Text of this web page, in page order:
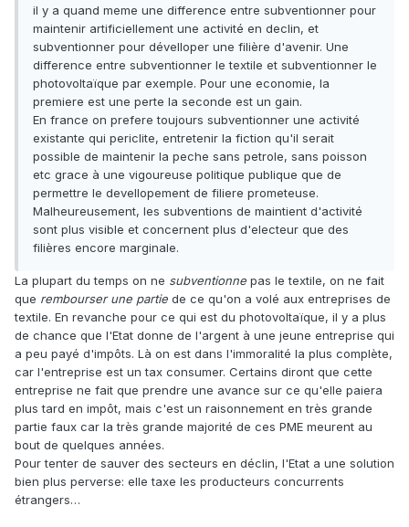
il y a quand meme une difference entre subventionner pour
maintenir artificiellement une activité en declin, et
subventionner pour dévelloper une filière d'avenir. Une
difference entre subventionner le textile et subventionner le
photovoltaïque par exemple. Pour une economie, la
premiere est une perte la seconde est un gain.
En france on prefere toujours subventionner une activité
existante qui periclite, entretenir la fiction qu'il serait
possible de maintenir la peche sans petrole, sans poisson
etc grace à une vigoureuse politique publique que de
permettre le devellopement de filiere prometeuse.
Malheureusement, les subventions de maintient d'activité
sont plus visible et concernent plus d'electeur que des
filières encore marginale.
La plupart du temps on ne subventionne pas le textile, on ne fait
que rembourser une partie de ce qu'on a volé aux entreprises de
textile. En revanche pour ce qui est du photovoltaïque, il y a plus
de chance que l'Etat donne de l'argent à une jeune entreprise qui
a peu payé d'impôts. Là on est dans l'immoralité la plus complète,
car l'entreprise est un tax consumer. Certains diront que cette
entreprise ne fait que prendre une avance sur ce qu'elle paiera
plus tard en impôt, mais c'est un raisonnement en très grande
partie faux car la très grande majorité de ces PME meurent au
bout de quelques années.
Pour tenter de sauver des secteurs en déclin, l'Etat a une solution
bien plus perverse: elle taxe les producteurs concurrents
étrangers…